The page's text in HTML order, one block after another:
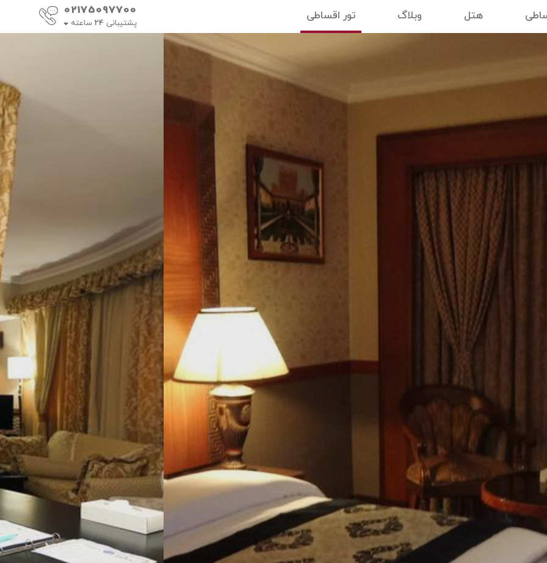
هتل وبلاگ تور اقساطی 02175097700
پشتیبانی 24 ساعته